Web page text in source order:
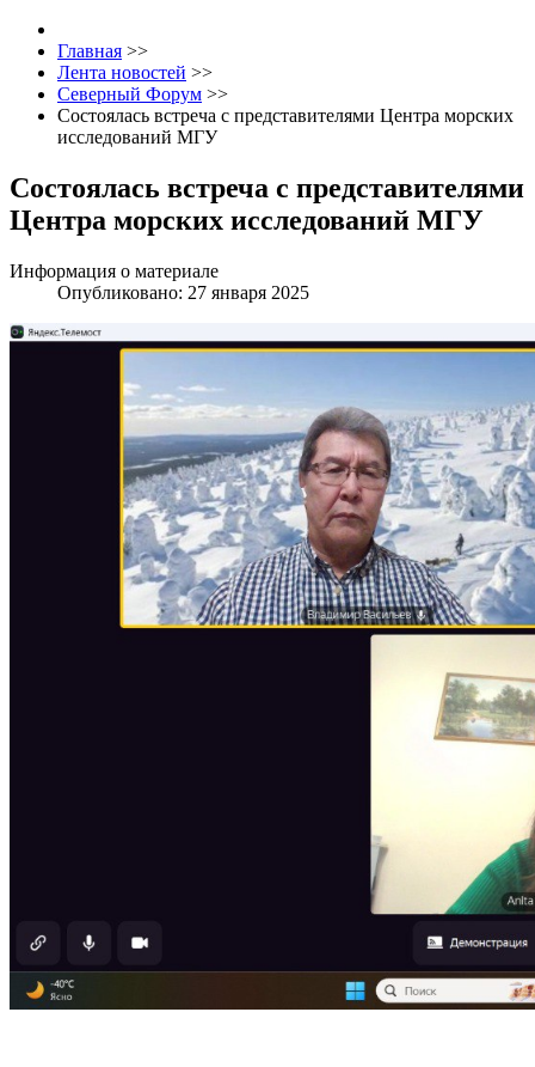
Главная >>
Лента новостей >>
Северный Форум >>
Состоялась встреча с представителями Центра морских
исследований МГУ
Состоялась встреча с представителями
Центра морских исследований МГУ
Информация о материале
Опубликовано: 27 января 2025